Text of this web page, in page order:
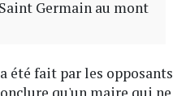
Germain au mont
été fait par les opposants
qu'un maire qui ne